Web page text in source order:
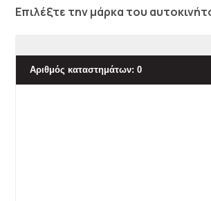
Επιλέξτε την μάρκα του
Αριθμός καταστημάτων: 0